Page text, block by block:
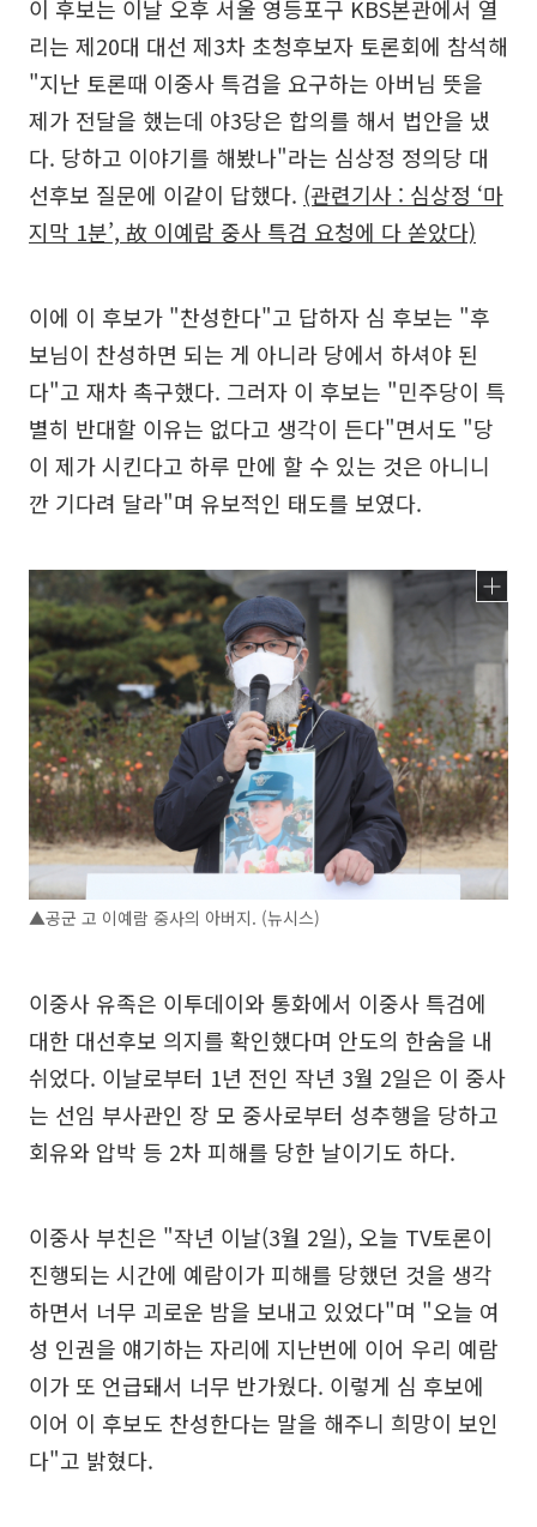
이 후보는 이날 오후 서울 영등포구 KBS본관에서 열
리는 제20대 대선 제3차 초청후보자 토론회에 참석해
"지난 토론때 이중사 특검을 요구하는 아버님 뜻을
제가 전달을 했는데 야3당은 합의를 해서 법안을 냈
다. 당하고 이야기를 해봤나"라는 심상정 정의당 대
선후보 질문에 이같이 답했다. (관련기사 : 심상정 ‘마
지막 1분’, 故 이예람 중사 특검 요청에 다 쏟았다)
이에 이 후보가 "찬성한다"고 답하자 심 후보는 "후
보님이 찬성하면 되는 게 아니라 당에서 하셔야 된
다"고 재차 촉구했다. 그러자 이 후보는 "민주당이 특
별히 반대할 이유는 없다고 생각이 든다"면서도 "당
이 제가 시킨다고 하루 만에 할 수 있는 것은 아니니
깐 기다려 달라"며 유보적인 태도를 보였다.
▲공군 고 이예람 중사의 아버지. (뉴시스)
이중사 유족은 이투데이와 통화에서 이중사 특검에
대한 대선후보 의지를 확인했다며 안도의 한숨을 내
쉬었다. 이날로부터 1년 전인 작년 3월 2일은 이 중사
는 선임 부사관인 장 모 중사로부터 성추행을 당하고
회유와 압박 등 2차 피해를 당한 날이기도 하다.
이중사 부친은 "작년 이날(3월 2일), 오늘 TV토론이
진행되는 시간에 예람이가 피해를 당했던 것을 생각
하면서 너무 괴로운 밤을 보내고 있었다"며 "오늘 여
성 인권을 얘기하는 자리에 지난번에 이어 우리 예람
이가 또 언급돼서 너무 반가웠다. 이렇게 심 후보에
이어 이 후보도 찬성한다는 말을 해주니 희망이 보인
다"고 밝혔다.